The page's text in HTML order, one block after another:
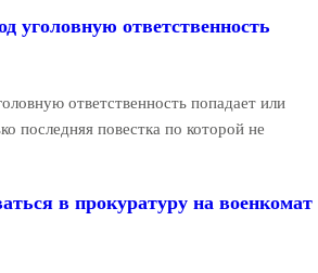
уголовную ответственность
ответственность попадает или
последняя повестка по которой не
в прокуратуру на военкомат